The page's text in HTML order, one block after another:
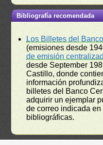
Bibliografía recomendada
Los Billetes del
(emisiones desde
de emisión
desde September
Castillo, donde
información
billetes del Banco
adquirir un ejemplar
de correo indicada
bibliográficas.